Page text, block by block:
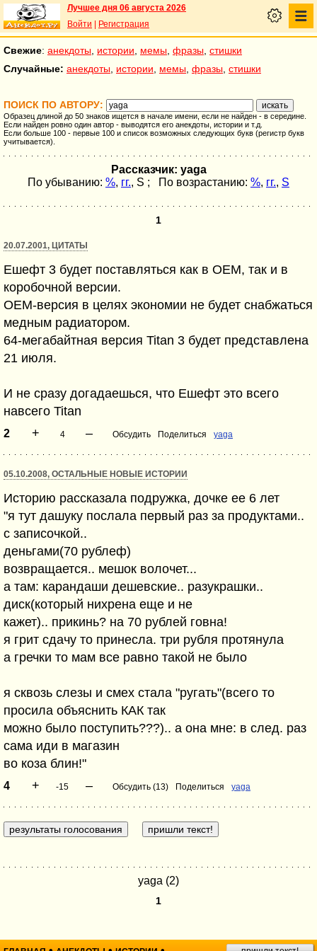
Лучшее дня 06 августа 2026
Войти
Регистрация
Свежие: анекдоты истории мемы фразы стишки
Случайные: анекдоты истории мемы фразы стишки
ПОИСК ПО АВТОРУ:
Образец длиной до 50 знаков ищется в начале имени, если не найден - в середине.
Если найден ровно один автор - выводятся его анекдоты, истории и т.д.
Если больше 100 - первые 100 и список возможных следующих букв (регистр букв
учитывается).
Рассказчик: yaga
По убыванию: %, гг., S ; По возрастанию: %, гг., S
1
20.07.2001, ЦИТАТЫ
Ешефт 3 будет поставляться как в OEM, так и в
коробочной версии.
ОЕМ-версия в целях экономии не будет снабжаться
медным радиатором.
64-мегабайтная версия Titan 3 будет представлена
21 июля.
И не сразу догадаешься, что Ешефт это всего
навсего Titan
2 + 4 – Обсудить Поделиться yaga
05.10.2008, ОСТАЛЬНЫЕ НОВЫЕ ИСТОРИИ
Историю рассказала подружка, дочке ее 6 лет
"я тут дашуку послала первый раз за продуктами..
с записочкой..
деньгами(70 рублеф)
возвращается.. мешок волочет...
а там: карандаши дешевские.. разукрашки..
диск(который нихрена еще и не
кажет).. прикинь? на 70 рублей говна!
я грит сдачу то принесла. три рубля протянула
а гречки то мам все равно такой не было
я сквозь слезы и смех стала "ругать"(всего то
просила объяснить КАК так
можно было поступить???).. а она мне: в след. раз
сама иди в магазин
во коза блин!"
4 + -15 – Обсудить (13) Поделиться yaga
yaga (2)
1